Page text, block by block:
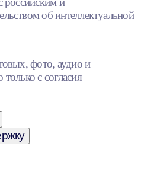
об интеллектуальной
фото, аудио и
с согласия